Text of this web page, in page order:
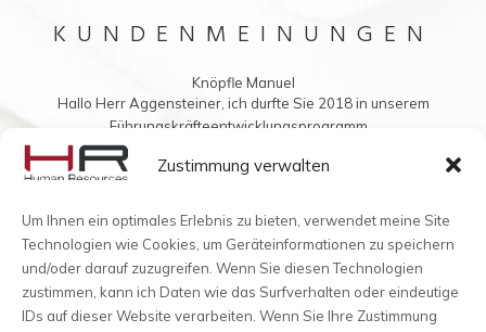
Zustimmung verwalten
Um Ihnen ein optimales Erlebnis zu bieten, verwendet meine Site
Technologien wie Cookies, um Geräteinformationen zu speichern
und/oder darauf zuzugreifen. Wenn Sie diesen Technologien
zustimmen, kann ich Daten wie das Surfverhalten oder eindeutige
IDs auf dieser Website verarbeiten. Wenn Sie Ihre Zustimmung
KUNDENMEINUNGEN
Knöpfle Manuel
Hallo Herr Aggensteiner, ich durfte Sie 2018 in unserem
Führungskräfteentwicklungsprogramm...
Vielleicht möchten Sie mir auch was ins Buch schreiben?